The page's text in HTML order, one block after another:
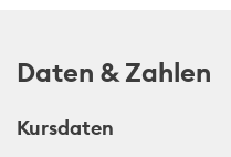
Daten & Zahlen
Kursdaten